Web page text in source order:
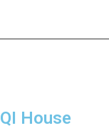
QI House